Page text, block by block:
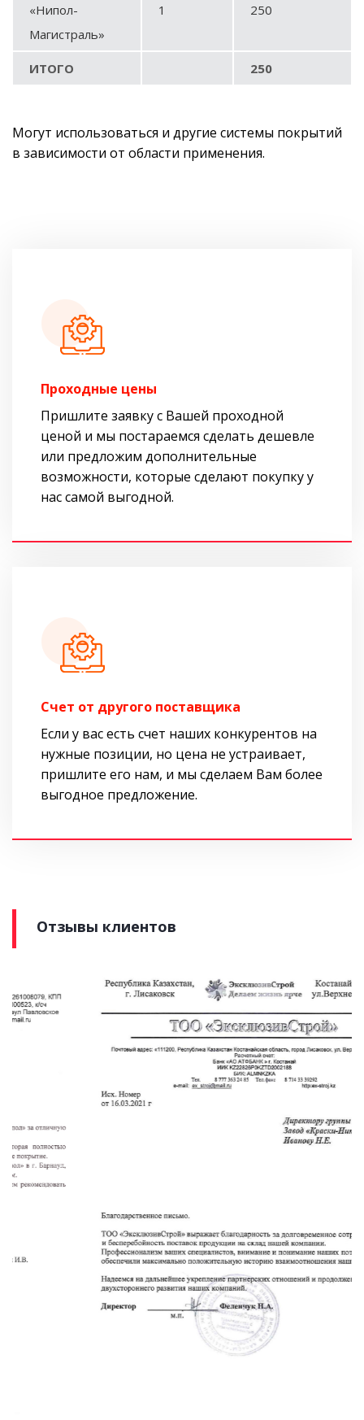
«Нипол-
Магистраль»
1 250
ИТОГО 250
Могут использоваться и другие системы покрытий
в зависимости от области применения.
Проходные цены
Пришлите заявку с Вашей проходной
ценой и мы постараемся сделать дешевле
или предложим дополнительные
возможности, которые сделают покупку у
нас самой выгодной.
Cчет от другого поставщика
Если у вас есть счет наших конкурентов на
нужные позиции, но цена не устраивает,
пришлите его нам, и мы сделаем Вам более
выгодное предложение.
Отзывы клиентов